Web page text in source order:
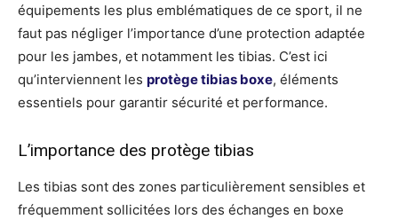
équipements les plus emblématiques de ce sport, il ne
faut pas négliger l’importance d’une protection adaptée
pour les jambes, et notamment les tibias. C’est ici
qu’interviennent les protège tibias boxe, éléments
essentiels pour garantir sécurité et performance.
L’importance des protège tibias
Les tibias sont des zones particulièrement sensibles et
fréquemment sollicitées lors des échanges en boxe